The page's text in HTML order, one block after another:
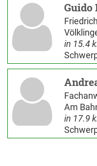
Guido
in 15.4
Am
in 17.9